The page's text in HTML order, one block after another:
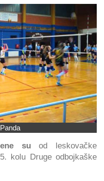
suod leskovačke
kolu Druge odbojkaške